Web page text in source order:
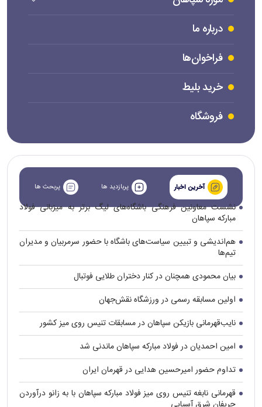
درباره ما
فراخوان‌ها
خرید بلیط
فروشگاه
آخرین اخبار پربازدید ها پربحث ها
نشست معاونین فرهنگی باشگاه‌های لیگ برتر به میزبانی فولاد
مبارکه سپاهان
هم‌اندیشی و تبیین سیاست‌های باشگاه با حضور سرمربیان و مدیران
تیم‌ها
بیان محمودی همچنان در کنار دختران طلایی فوتبال
اولین مسابقه رسمی در ورزشگاه نقش‌جهان
نایب‌قهرمانی بازیکن سپاهان در مسابقات تنیس روی میز کشور
امین احمدیان در فولاد مبارکه سپاهان ماندنی شد
تداوم حضور امیرحسین هدایی در قهرمان ایران
قهرمانی نابغه تنیس روی میز فولاد مبارکه سپاهان با به زانو درآوردن